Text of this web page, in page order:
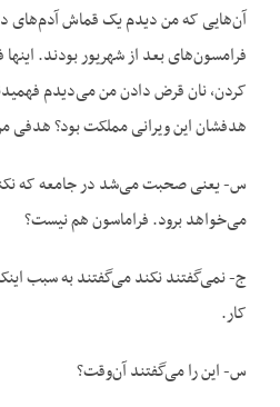
آن‌هایی که من دیدم یک قماش آدم‌های
فرامسون‌های بعد از شهریور بودند.
کردن، نان قرض دادن من می‌دیدم
هدفشان این ویرانی مملکت بود؟ هدفی
س- یعنی صحبت می‌شد در جامعه که
می‌خواهد برود. فراماسون هم نیست؟
ج- نمی‌گفتند نکند می‌گفتند به سبب
کار.
س- این را می‌گفتند آن‌وقت؟